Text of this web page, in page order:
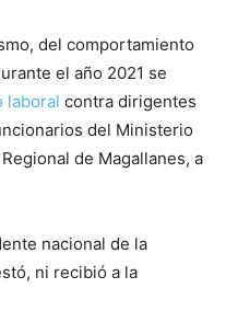
del comportamiento
el año 2021 se
laboral contra dirigentes
del Ministerio
de Magallanes, a
nacional de la
ni recibió a la